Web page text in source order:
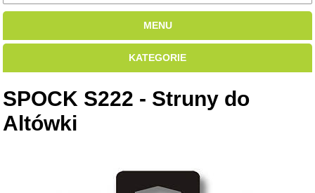
MENU
KATEGORIE
SPOCK S222 - Struny do
Altówki